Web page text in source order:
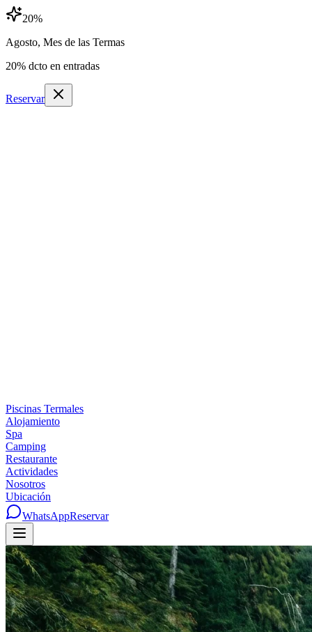
20%
Agosto, Mes de las Termas
20% dcto en entradas
Reservar
Piscinas Termales
Alojamiento
Spa
Camping
Restaurante
Actividades
Nosotros
Ubicación
WhatsAppReservar